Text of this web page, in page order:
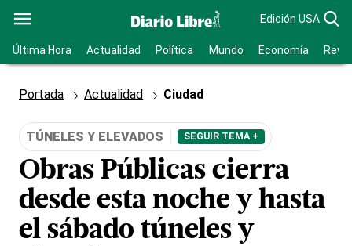
Edición USA
Última Hora Actualidad Política Mundo Economía
Portada Actualidad Ciudad
TÚNELES Y ELEVADOS SEGUIR TEMA +
Obras Públicas cierra
desde esta noche y hasta
el sábado túneles y